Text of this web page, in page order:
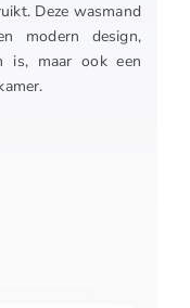
Deze wasmand
modern design,
is, maar ook een